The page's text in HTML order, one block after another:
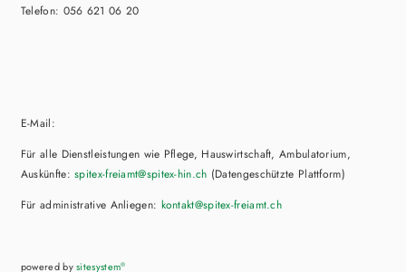
Telefon: 056 621 06 20
E-Mail:
Für alle Dienstleistungen wie Pflege, Hauswirtschaft, Ambulatorium,
Auskünfte:spitex-freiamt@spitex-hin.ch (Datengeschützte Plattform)
Für administrative Anliegen: kontakt@spitex-freiamt.ch
powered bysitesystem®